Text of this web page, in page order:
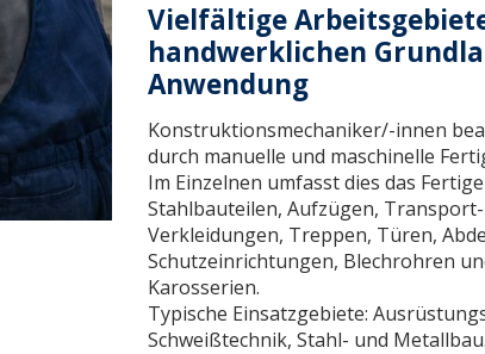
Vielfältige
handwerklichen
Anwendung
Konstruktionsmechaniker/-innen
durch manuelle und maschinelle
Im Einzelnen umfasst dies das
Stahlbauteilen, Aufzügen,
Verkleidungen, Treppen, Türen,
Schutzeinrichtungen, Blechrohren
Karosserien.
Typische Einsatzgebiete:
Schweißtechnik, Stahl- und Metallbau.